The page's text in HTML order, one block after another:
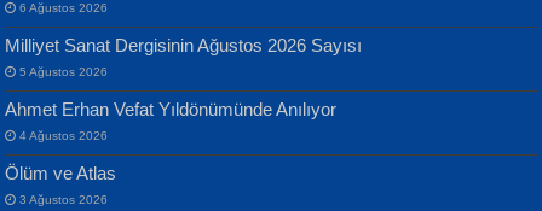
MUSTAFA KELOĞLU
Yarına İz Bırakmak...
Yılmaz Ekinci
Geceye Söylenen...
6 Ağustos 2026
Milliyet Sanat Dergisinin Ağustos 2026 Sayısı
5 Ağustos 2026
Ahmet Erhan Vefat Yıldönümünde Anılıyor
4 Ağustos 2026
Ölüm ve Atlas
3 Ağustos 2026